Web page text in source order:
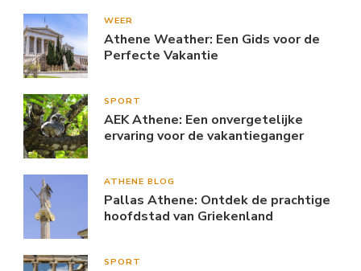
WEER
Athene Weather: Een Gids voor de
Perfecte Vakantie
SPORT
AEK Athene: Een onvergetelijke
ervaring voor de vakantieganger
ATHENE BLOG
Pallas Athene: Ontdek de prachtige
hoofdstad van Griekenland
SPORT